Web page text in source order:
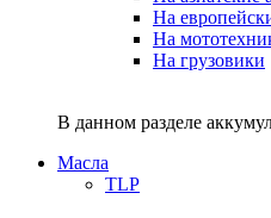
На
На
На грузовики
В данном разделе
Масла
TLP